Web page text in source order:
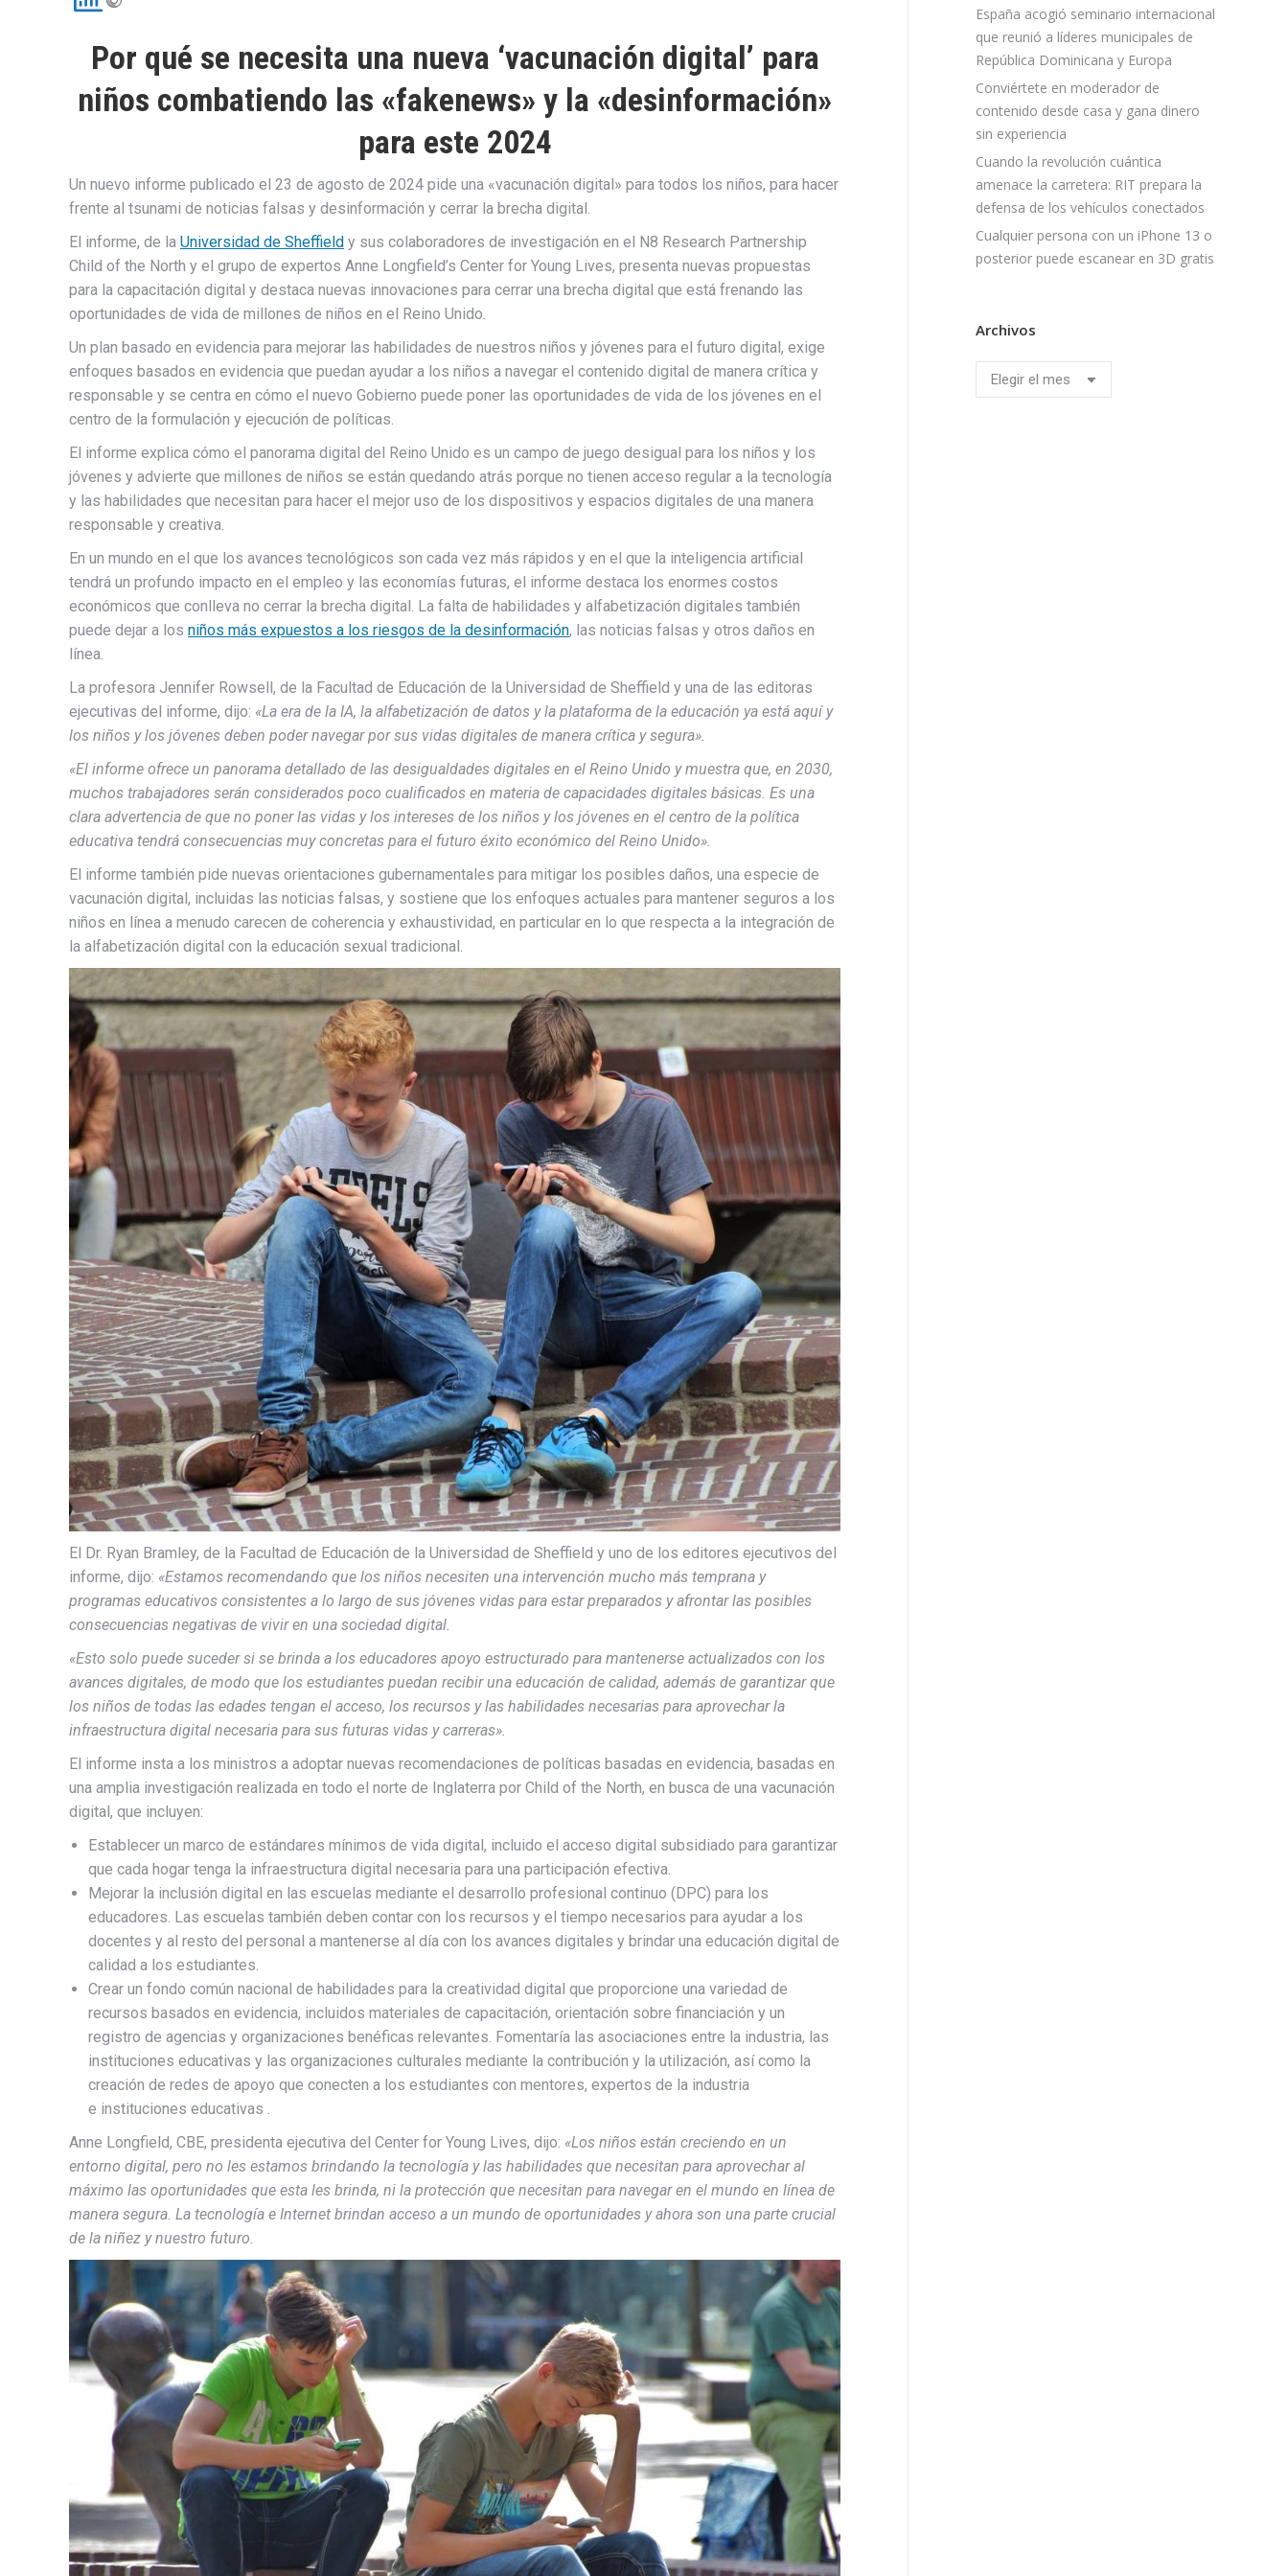
Por qué se necesita una nueva ‘vacunación digital’ para
niños combatiendo las «fakenews» y la «desinformación»
para este 2024
Un nuevo informe publicado el 23 de agosto de 2024 pide una «vacunación digital» para todos los niños, para hacer
frente al tsunami de noticias falsas y desinformación y cerrar la brecha digital.
El informe, de la Universidad de Sheffield y sus colaboradores de investigación en el N8 Research Partnership
Child of the North y el grupo de expertos Anne Longfield’s Center for Young Lives, presenta nuevas propuestas
para la capacitación digital y destaca nuevas innovaciones para cerrar una brecha digital que está frenando las
oportunidades de vida de millones de niños en el Reino Unido.
Un plan basado en evidencia para mejorar las habilidades de nuestros niños y jóvenes para el futuro digital, exige
enfoques basados ​​en evidencia que puedan ayudar a los niños a navegar el contenido digital de manera crítica y
responsable y se centra en cómo el nuevo Gobierno puede poner las oportunidades de vida de los jóvenes en el
centro de la formulación y ejecución de políticas.
El informe explica cómo el panorama digital del Reino Unido es un campo de juego desigual para los niños y los
jóvenes y advierte que millones de niños se están quedando atrás porque no tienen acceso regular a la tecnología
y las habilidades que necesitan para hacer el mejor uso de los dispositivos y espacios digitales de una manera
responsable y creativa.
En un mundo en el que los avances tecnológicos son cada vez más rápidos y en el que la inteligencia artificial
tendrá un profundo impacto en el empleo y las economías futuras, el informe destaca los enormes costos
económicos que conlleva no cerrar la brecha digital. La falta de habilidades y alfabetización digitales también
puede dejar a los niños más expuestos a los riesgos de la desinformación, las noticias falsas y otros daños en
línea.
La profesora Jennifer Rowsell, de la Facultad de Educación de la Universidad de Sheffield y una de las editoras
ejecutivas del informe, dijo: «La era de la IA, la alfabetización de datos y la plataforma de la educación ya está aquí y
los niños y los jóvenes deben poder navegar por sus vidas digitales de manera crítica y segura».
«El informe ofrece un panorama detallado de las desigualdades digitales en el Reino Unido y muestra que, en 2030,
muchos trabajadores serán considerados poco cualificados en materia de capacidades digitales básicas. Es una
clara advertencia de que no poner las vidas y los intereses de los niños y los jóvenes en el centro de la política
educativa tendrá consecuencias muy concretas para el futuro éxito económico del Reino Unido».
El informe también pide nuevas orientaciones gubernamentales para mitigar los posibles daños, una especie de
vacunación digital, incluidas las noticias falsas, y sostiene que los enfoques actuales para mantener seguros a los
niños en línea a menudo carecen de coherencia y exhaustividad, en particular en lo que respecta a la integración de
la alfabetización digital con la educación sexual tradicional.
El Dr. Ryan Bramley, de la Facultad de Educación de la Universidad de Sheffield y uno de los editores ejecutivos del
informe, dijo: «Estamos recomendando que los niños necesiten una intervención mucho más temprana y
programas educativos consistentes a lo largo de sus jóvenes vidas para estar preparados y afrontar las posibles
consecuencias negativas de vivir en una sociedad digital.
«Esto solo puede suceder si se brinda a los educadores apoyo estructurado para mantenerse actualizados con los
avances digitales, de modo que los estudiantes puedan recibir una educación de calidad, además de garantizar que
los niños de todas las edades tengan el acceso, los recursos y las habilidades necesarias para aprovechar la
infraestructura digital necesaria para sus futuras vidas y carreras».
El informe insta a los ministros a adoptar nuevas recomendaciones de políticas basadas en evidencia, basadas en
una amplia investigación realizada en todo el norte de Inglaterra por Child of the North, en busca de una vacunación
digital, que incluyen:
Establecer un marco de estándares mínimos de vida digital, incluido el acceso digital subsidiado para garantizar
que cada hogar tenga la infraestructura digital necesaria para una participación efectiva.
Mejorar la inclusión digital en las escuelas mediante el desarrollo profesional continuo (DPC) para los
educadores. Las escuelas también deben contar con los recursos y el tiempo necesarios para ayudar a los
docentes y al resto del personal a mantenerse al día con los avances digitales y brindar una educación digital de
calidad a los estudiantes.
Crear un fondo común nacional de habilidades para la creatividad digital que proporcione una variedad de
recursos basados ​​en evidencia, incluidos materiales de capacitación, orientación sobre financiación y un
registro de agencias y organizaciones benéficas relevantes. Fomentaría las asociaciones entre la industria, las
instituciones educativas y las organizaciones culturales mediante la contribución y la utilización, así como la
creación de redes de apoyo que conecten a los estudiantes con mentores, expertos de la industria
e instituciones educativas .
Anne Longfield, CBE, presidenta ejecutiva del Center for Young Lives, dijo: «Los niños están creciendo en un
entorno digital, pero no les estamos brindando la tecnología y las habilidades que necesitan para aprovechar al
máximo las oportunidades que esta les brinda, ni la protección que necesitan para navegar en el mundo en línea de
manera segura. La tecnología e Internet brindan acceso a un mundo de oportunidades y ahora son una parte crucial
de la niñez y nuestro futuro.
España acogió seminario internacional
que reunió a líderes municipales de
República Dominicana y Europa
Conviértete en moderador de
contenido desde casa y gana dinero
sin experiencia
Cuando la revolución cuántica
amenace la carretera: RIT prepara la
defensa de los vehículos conectados
Cualquier persona con un iPhone 13 o
posterior puede escanear en 3D gratis
Archivos
Archivos